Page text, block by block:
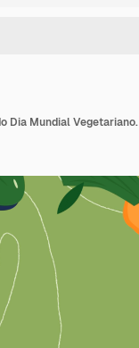
Dia Mundial Vegetariano.